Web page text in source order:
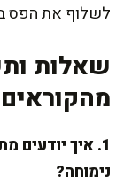
לשלוף את הפס
שאלות
מהקוראים
1. איך יודעים
נימוחה?